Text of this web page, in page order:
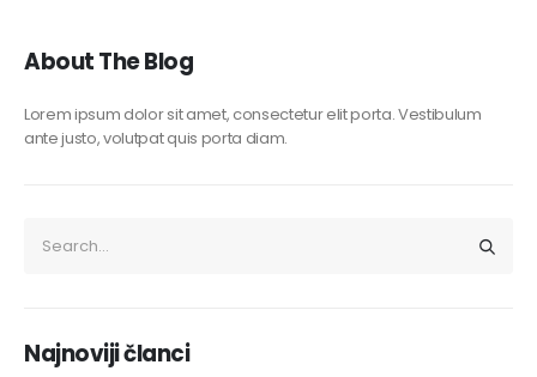
About The Blog
Lorem ipsum dolor sit amet, consectetur elit porta. Vestibulum
ante justo, volutpat quis porta diam.
Najnoviji članci